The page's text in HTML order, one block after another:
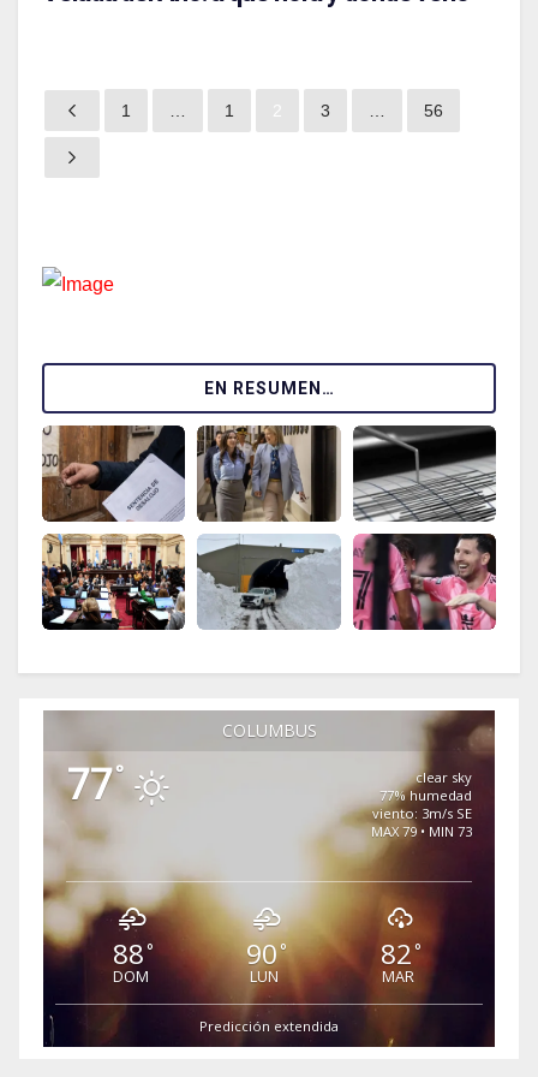
1 1 2 3 56
EN RESUMEN…
COLUMBUS
77°
clear sky
77% humedad
viento: 3m/s SE
MAX 79 • MIN 73
88°
DOM
90°
LUN
82°
MAR
Predicción extendida